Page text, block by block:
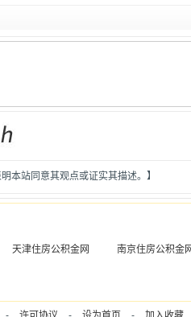
本站同意其观点或证实其描述。】
天津住房公积金网 南京住房公积金